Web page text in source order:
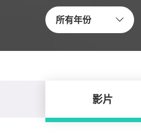
所有年份
影片